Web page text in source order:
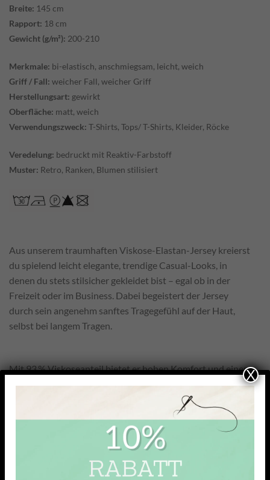
Breite: 145 cm
Rapport: 18 cm
Gewicht (g/m²): 200-210
Merkmale: bi-elastisch, anschmiegsam, leicht, weich
Griff / Fall: weicher Fall, weicher Griff
Herstellungsart: gewirkt
Oberfläche: matt, weich
Verwendungszweck: T-Shirts, Tops/ T-Shirts, Kleider, Röcke
Veredelung: bedruckt mit Reaktiv-Farbstoff
Muster: Retro, Ranken, Blumen stilisiert
Aus unserem traumhaften Viskose-Elastan-Jersey kreierst
du spielend leicht elegante, trendige Casual-Looks, in
denen du stets stilsicher gekleidet bist – egal ob in der
Freizeit oder im Business. Dabei begeistert der Jersey
durch sein angenehm sanftes Tragegefühl auf der Haut,
selbst bei langem Tragen.
Mit 93 % Viskoseanteil bietet er hohen Komfort und einen
besonders weichen, fließenden Fall. Das kühle Tragegefühl
macht ihn angenehm leicht auf der Haut, während die
glatte, leicht glänzende Oberfläche ideal für feine Oberteile
ist, die sich elegant an den Körper anschmiegen und
gleichzeitig viel Bewegungsfreiheit lassen.
X